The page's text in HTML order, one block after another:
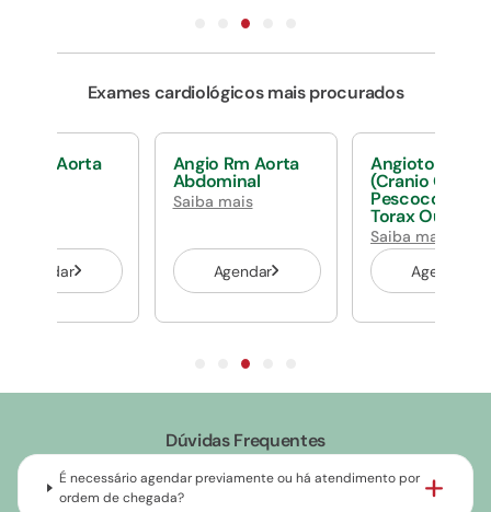
Exames cardiológicos mais procurados
Angio Aorta
Agendar
Angio Rm Aorta
Abdominal
Saiba mais
Agendar
(Cranio Ou
Pescoco Ou
Torax Ou Abd)
Saiba mais
Agendar
Dúvidas Frequentes
É necessário agendar previamente ou há atendimento por
ordem de chegada?